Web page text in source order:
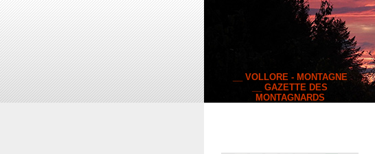
__ VOLLORE - MONTAGNE
__ GAZETTE DES
MONTAGNARDS